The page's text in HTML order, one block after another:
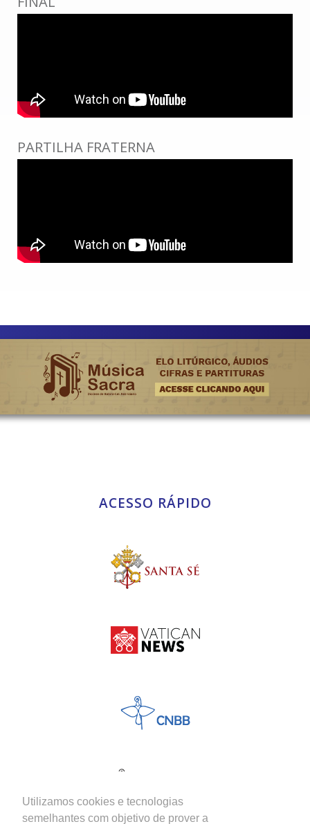
Utilizamos cookies e tecnologias
semelhantes com objetivo de prover a
PARTILHA FRATERNA
ACESSO RÁPIDO